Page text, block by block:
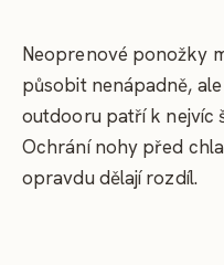
Neoprenové ponožky
působit nenápadně,
outdooru patří k nejvíc
Ochrání nohy před
opravdu dělají rozdíl.